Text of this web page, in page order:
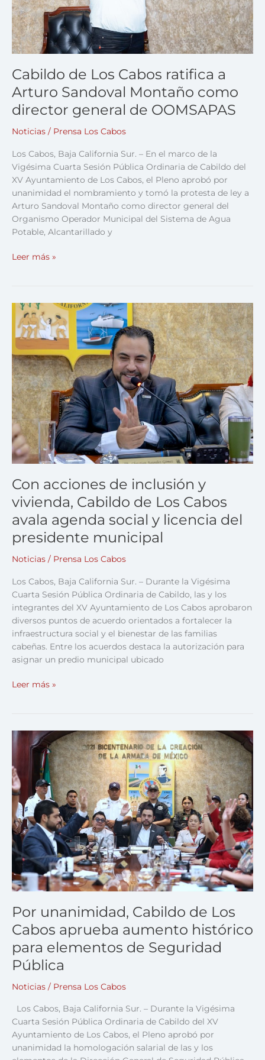
Cabildo de Los Cabos ratifica a
Arturo Sandoval Montaño como
director general de OOMSAPAS
Noticias / Prensa Los Cabos
Los Cabos, Baja California Sur. – En el marco de la
Vigésima Cuarta Sesión Pública Ordinaria de Cabildo del
XV Ayuntamiento de Los Cabos, el Pleno aprobó por
unanimidad el nombramiento y tomó la protesta de ley a
Arturo Sandoval Montaño como director general del
Organismo Operador Municipal del Sistema de Agua
Potable, Alcantarillado y
Montaño
como
director
general
de
OOMSAPAS
Leer más »
Con acciones de inclusión y
vivienda, Cabildo de Los Cabos
avala agenda social y licencia del
presidente municipal
Noticias / Prensa Los Cabos
Los Cabos, Baja California Sur. – Durante la Vigésima
Cuarta Sesión Pública Ordinaria de Cabildo, las y los
integrantes del XV Ayuntamiento de Los Cabos aprobaron
diversos puntos de acuerdo orientados a fortalecer la
infraestructura social y el bienestar de las familias
cabeñas. Entre los acuerdos destaca la autorización para
asignar un predio municipal ubicado
Con
acciones
de
inclusión
y
vivienda,
Cabildo
de
Los
Cabos
avala
agenda
social
y
licencia
del
presidente
municipal
Leer más »
Por unanimidad, Cabildo de Los
Cabos aprueba aumento histórico
para elementos de Seguridad
Pública
Noticias / Prensa Los Cabos
Los Cabos, Baja California Sur. – Durante la Vigésima
Cuarta Sesión Pública Ordinaria de Cabildo del XV
Ayuntamiento de Los Cabos, el Pleno aprobó por
unanimidad la homologación salarial de las y los
Por
unanimidad,
Cabildo
de
Los
Cabos
aprueba
aumento
histórico
para
elementos
de
Seguridad
Pública